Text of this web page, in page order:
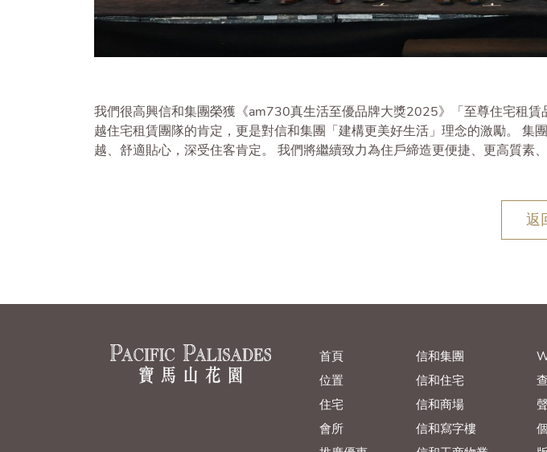
我們很高興信和集團榮獲《am730真生活至優品牌大獎2025》「至尊住宅租
越住宅租賃團隊的肯定，更是對信和集團「建構更美好生活」理念的激勵。
越、舒適貼心，深受住客肯定。 我們將繼續致力為住戶締造更便捷、更高質素、
返
首頁
位置
住宅
會所
信和集團
信和住宅
信和商場
信和寫字樓